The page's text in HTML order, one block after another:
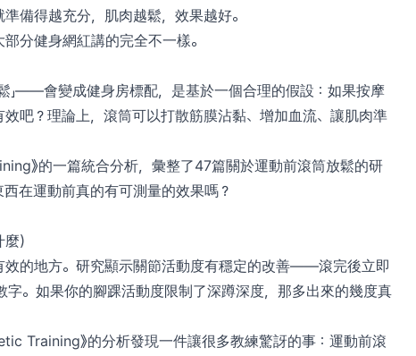
備得越充分，肌肉越鬆，效果越好。
分健身網紅講的完全不一樣。
」——會變成健身房標配，是基於一個合理的假設：如果按摩
吧？理論上，滾筒可以打散筋膜沾黏、增加血流、讓肌肉準
》的一篇統合分析，彙整了47篇關於運動前滾筒放鬆的研
在運動前真的有可測量的效果嗎？
）
效的地方。研究顯示關節活動度有穩定的改善——滾完後立即
。如果你的腳踝活動度限制了深蹲深度，那多出來的幾度真
Training》的分析發現一件讓很多教練驚訝的事：運動前滾